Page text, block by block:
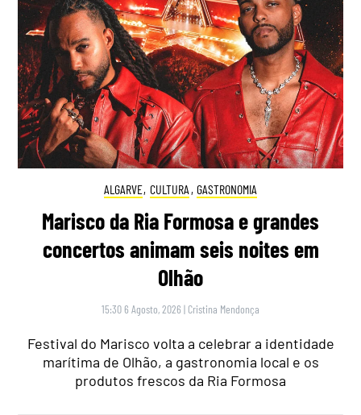
ALGARVE, CULTURA , GASTRONOMIA
Marisco da Ria Formosa e grandes
concertos animam seis noites em
Olhão
15:30 6 Agosto, 2026 | Cristina Mendonça
Festival do Marisco volta a celebrar a identidade
marítima de Olhão, a gastronomia local e os
produtos frescos da Ria Formosa